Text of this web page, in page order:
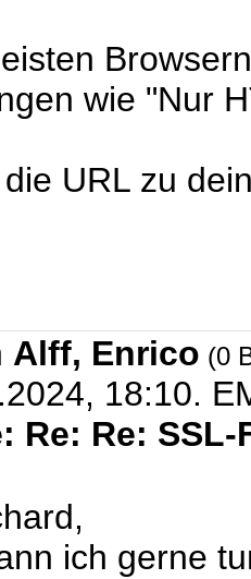
wie "Nur
URL zu
Alff, Enrico (0
18:10.
Re: Re: SSL-
ich gerne